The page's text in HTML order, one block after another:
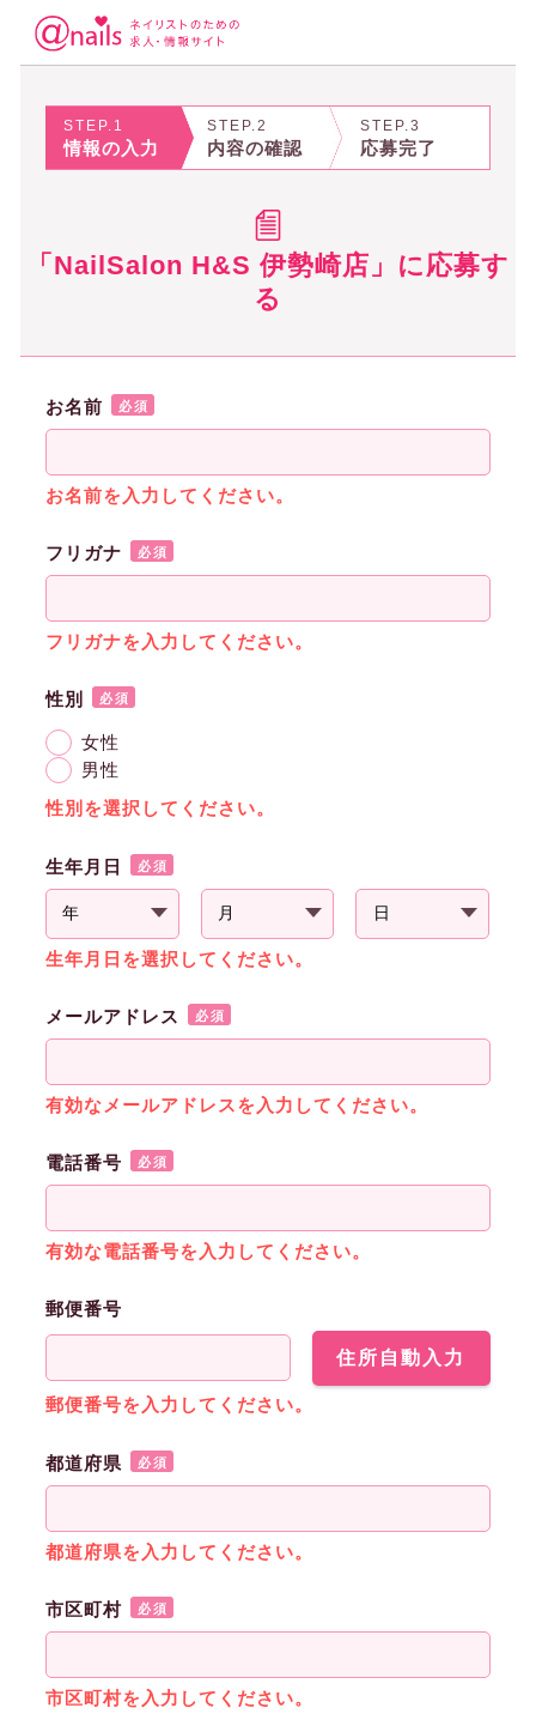
STEP.1
情報の入力
STEP.2
内容の確認
STEP.3
応募完了
「NailSalon H&S 伊勢崎店」に応募す
る
お名前 必須
お名前を入力してください。
フリガナ 必須
フリガナを入力してください。
性別 必須
女性
男性
性別を選択してください。
生年月日 必須
生年月日を選択してください。
メールアドレス 必須
有効なメールアドレスを入力してください。
電話番号 必須
有効な電話番号を入力してください。
郵便番号
住所自動入力
郵便番号を入力してください。
都道府県 必須
都道府県を入力してください。
市区町村 必須
市区町村を入力してください。